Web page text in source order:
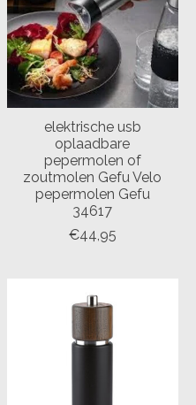
elektrische usb
oplaadbare
pepermolen of
zoutmolen Gefu Velo
pepermolen Gefu
34617
€44,95